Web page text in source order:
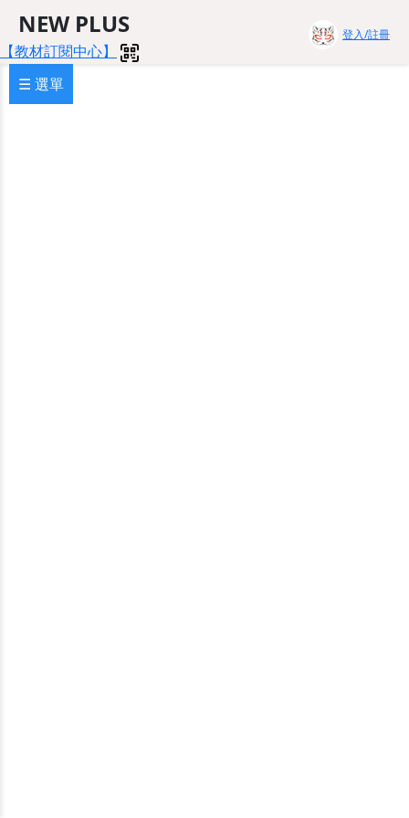
NEW PLUS
【教材訂閱中心】
登入/註冊
☰ 選單